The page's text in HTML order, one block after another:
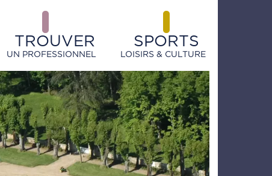
TROUVER
UN PROFESSIONNEL
SPORTS
LOISIRS & CULTURE